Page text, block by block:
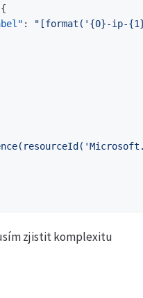
{
:
"[format('{0}-ip-
zjistit komplexitu